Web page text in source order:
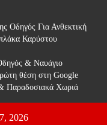
Οδηγός Για Ανθεκτική
Καρύστου
& Ναυάγιο
θέση στη Google
Παραδοσιακά Χωριά
2026